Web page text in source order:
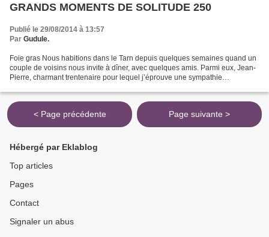
GRANDS MOMENTS DE SOLITUDE 250
Publié le 29/08/2014 à 13:57
Par Gudule.
Foie gras Nous habitions dans le Tarn depuis quelques semaines quand un
couple de voisins nous invite à dîner, avec quelques amis. Parmi eux, Jean-
Pierre, charmant trentenaire pour lequel j’éprouve une sympathie
< Page précédente Page suivante >
Hébergé par Eklablog
Top articles
Pages
Contact
Signaler un abus